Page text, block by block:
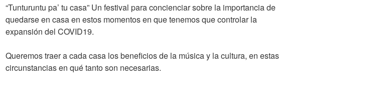
“Tunturuntu pa’ tu casa” Un festival para concienciar sobre la importancia de
quedarse en casa en estos momentos en que tenemos que controlar la
expansión del COVID19.
Queremos traer a cada casa los beneficios de la música y la cultura, en estas
circunstancias en qué tanto son necesarias.